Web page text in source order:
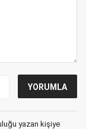
yazan kişiye